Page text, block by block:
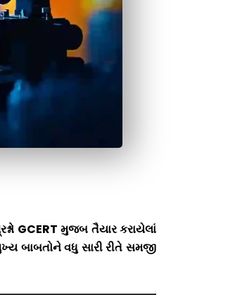
GCERT મુજબ તૈયાર કરાયેલાં
બાબતોને વધુ સારી રીતે સમજી